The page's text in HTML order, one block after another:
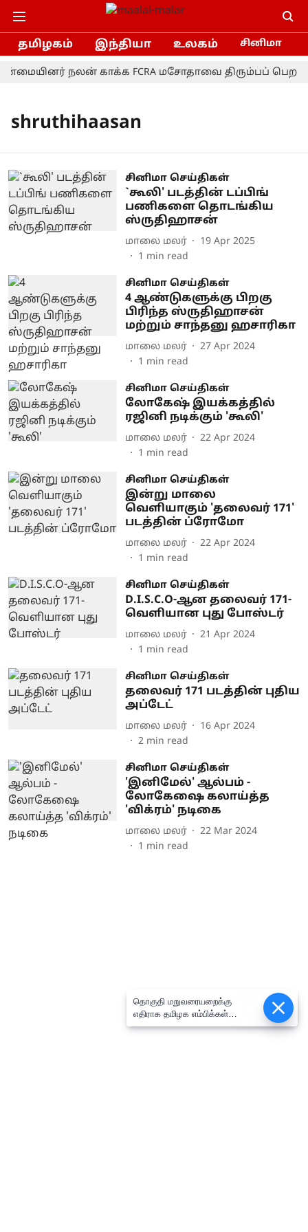
தமிழகம் இந்தியா உலகம் சினிமா
நலன் காக்க FCRA மசோதாவை திரும்பப் பெற
shruthihaasan
சினிமா செய்திகள்
`கூலி' படத்தின் டப்பிங்
பணிகளை தொடங்கிய
ஸ்ருதிஹாசன்
மாலை மலர்
19 Apr 2025
1 min read
சினிமா செய்திகள்
4 ஆண்டுகளுக்கு பிறகு
பிரிந்த ஸ்ருதிஹாசன்
மற்றும் சாந்தனு ஹசாரிகா
மாலை மலர்
27 Apr 2024
1 min read
சினிமா செய்திகள்
லோகேஷ் இயக்கத்தில்
ரஜினி நடிக்கும் 'கூலி'
மாலை மலர்
22 Apr 2024
1 min read
சினிமா செய்திகள்
இன்று மாலை
வெளியாகும் 'தலைவர் 171'
படத்தின் ப்ரோமோ
மாலை மலர்
22 Apr 2024
1 min read
சினிமா செய்திகள்
D.I.S.C.O-ஆன தலைவர் 171-
வெளியான புது போஸ்டர்
மாலை மலர்
21 Apr 2024
1 min read
சினிமா செய்திகள்
தலைவர் 171 படத்தின் புதிய
அப்டேட்
மாலை மலர்
16 Apr 2024
2 min read
சினிமா செய்திகள்
'இனிமேல்' ஆல்பம் -
லோகேஷை கலாய்த்த
'விக்ரம்' நடிகை
மாலை மலர்
22 Mar 2024
1 min read
Epaper
தொகுதி மறுவரையறைக்கு
எதிராக தமிழக எம்பிக்கள்
கூட்டத்தில் ஒருமனதாக தீர்மானம்